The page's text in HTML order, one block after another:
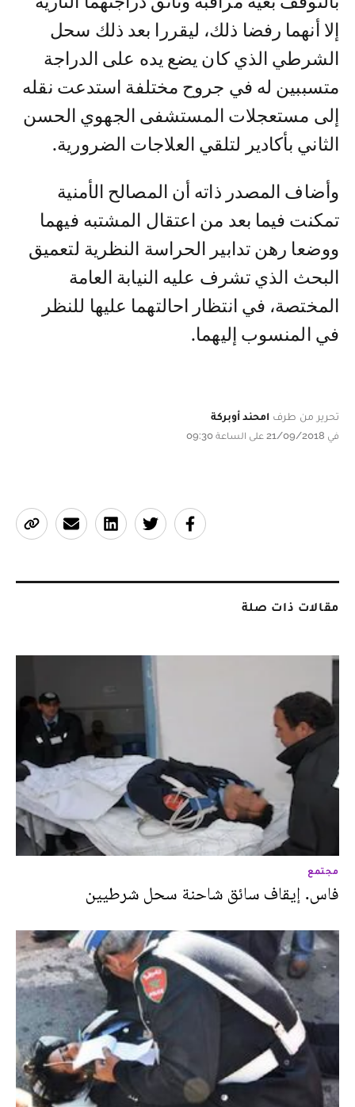
إلا أنهما رفضا ذلك، ليقررا بعد ذلك سحل
الشرطي الذي كان يضع يده على الدراجة
متسببين له في جروح مختلفة استدعت نقله
إلى مستعجلات المستشفى الجهوي الحسن
الثاني بأكادير لتلقي العلاجات الضرورية.
وأضاف المصدر ذاته أن المصالح الأمنية
تمكنت فيما بعد من اعتقال المشتبه فيهما
ووضعا رهن تدابير الحراسة النظرية لتعميق
البحث الذي تشرف عليه النيابة العامة
المختصة، في انتظار احالتهما عليها للنظر
في المنسوب إليهما.
تحرير من طرف امحند أوبركة
في 21/09/2018 على الساعة 09:30
مقالات ذات صلة
مجتمع
فاس. إيقاف سائق شاحنة سحل شرطيين